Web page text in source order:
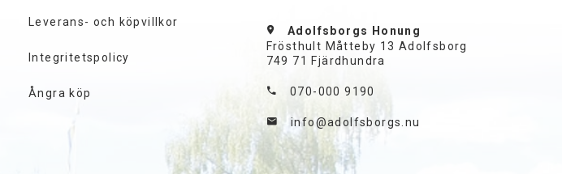
Leverans- och köpvillkor
Integritetspolicy
Ångra köp
Adolfsborgs Honung
Frösthult Måtteby 13 Adolfsborg
749 71 Fjärdhundra
070-000 9190
info@adolfsborgs.nu